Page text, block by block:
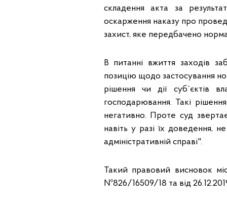
складення акта за
оскарження наказу про
захист, яке передбачено
В питанні вжиття заходів
позицію щодо застосування
рішення чи дії суб`єктів
господарювання. Такі
негативно. Проте суд
навіть у разі їх доведення,
адміністративній справі".
Такий правовий висновок
№826/16509/18 та від